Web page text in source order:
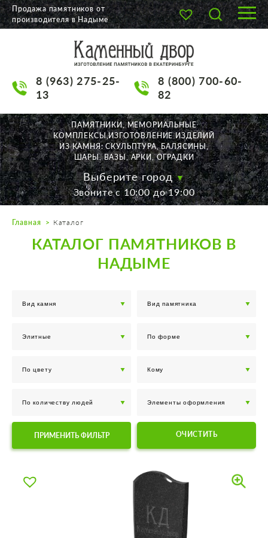
О КОМПАНИИ
НАШИ РАБОТЫ
АКЦИИ
ДОСТАВКА
КОНТАКТЫ
K2532513@yandex.ru
Пн. — Пт. с 10:00 до 19:00
Воскресенье по договор.
Продажа памятников от
производителя в Надыме
8 (963) 275-25-
13
8 (800) 700-60-
82
ПАМЯТНИКИ, МЕМОРИАЛЬНЫЕ
КОМПЛЕКСЫ,ИЗГОТОВЛЕНИЕ ИЗДЕЛИЙ
ИЗ КАМНЯ: СКУЛЬПТУРА, БАЛЯСИНЫ,
ШАРЫ, ВАЗЫ, АРКИ, ОГРАДКИ
Выберите город
Звоните с 10:00 до 19:00
Главная Каталог
КАТАЛОГ ПАМЯТНИКОВ В
НАДЫМЕ
ПРИМЕНИТЬ ФИЛЬТР ОЧИСТИТЬ